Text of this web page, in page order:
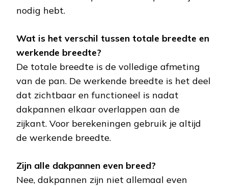
nodig hebt.
Wat is het verschil tussen totale breedte en
werkende breedte?
De totale breedte is de volledige afmeting
van de pan. De werkende breedte is het deel
dat zichtbaar en functioneel is nadat
dakpannen elkaar overlappen aan de
zijkant. Voor berekeningen gebruik je altijd
de werkende breedte.
Zijn alle dakpannen even breed?
Nee, dakpannen zijn niet allemaal even